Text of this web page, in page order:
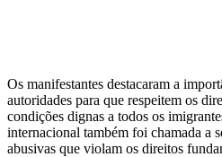
Os manifestantes destacaram a
autoridades para que respeitem os
condições dignas a todos os
internacional também foi chamada a
abusivas que violam os direitos